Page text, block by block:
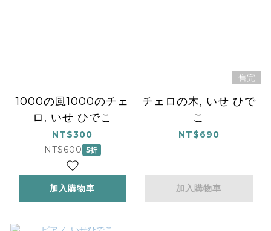
1000の風1000のチェ
ロ, いせ ひでこ
NT$300
NT$600 5折
加入購物車
售完
チェロの木, いせ ひで
こ
NT$690
加入購物車